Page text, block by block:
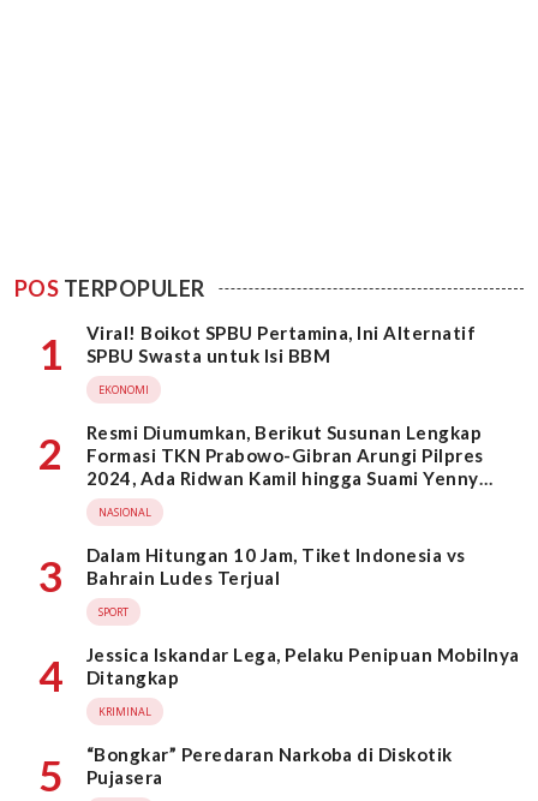
POS TERPOPULER
1
Viral! Boikot SPBU Pertamina, Ini Alternatif
SPBU Swasta untuk Isi BBM
EKONOMI
2
Resmi Diumumkan, Berikut Susunan Lengkap
Formasi TKN Prabowo-Gibran Arungi Pilpres
2024, Ada Ridwan Kamil hingga Suami Yenny
Wahid
NASIONAL
3
Dalam Hitungan 10 Jam, Tiket Indonesia vs
Bahrain Ludes Terjual
SPORT
4
Jessica Iskandar Lega, Pelaku Penipuan Mobilnya
Ditangkap
KRIMINAL
5
“Bongkar” Peredaran Narkoba di Diskotik
Pujasera